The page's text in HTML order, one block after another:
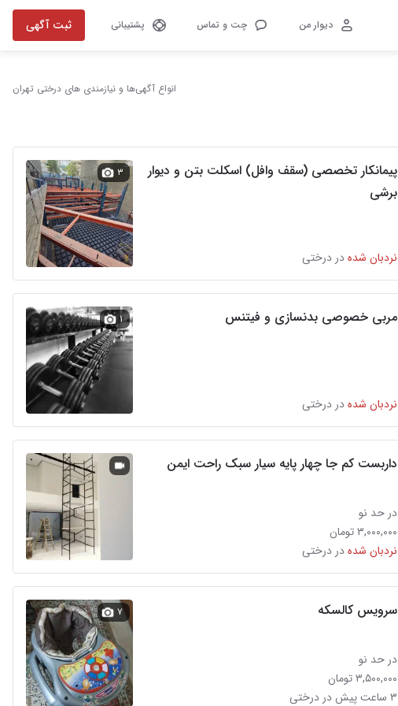
دیوار من چت و تماس پشتیبانی ثبت آگهی
انواع آگهی‌ها و نیازمندی های درختی تهران
پیمانکار تخصصی (سقف وافل) اسکلت بتن و دیوار
برشی
نردبان شدهدر درختی
۳
مربی خصوصی بدنسازی و فیتنس
نردبان شدهدر درختی
۱
داربست کم جا چهار پایه سیار سبک راحت ایمن
در حد نو
۳,۰۰۰,۰۰۰ تومان
نردبان شدهدر درختی
سرویس کالسکه
در حد نو
۳,۵۰۰,۰۰۰ تومان
۳ ساعت پیش در درختی
۷